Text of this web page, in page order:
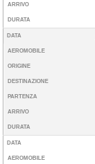
ARRIVO
DURATA
DATA
AEROMOBILE
ORIGINE
DESTINAZIONE
PARTENZA
ARRIVO
DURATA
DATA
AEROMOBILE